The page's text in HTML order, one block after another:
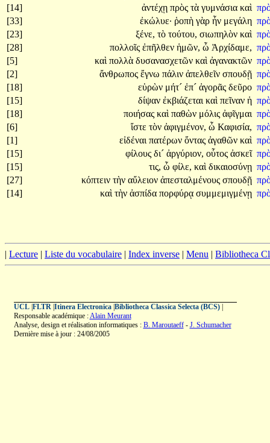
[14]
ἀντέχῃ πρὸς τὰ γυμνάσια καὶ
[33]
ἐκώλυε· ῥοπὴ γὰρ ἦν μεγάλη
[23]
ξένε, τὸ τούτου, σιωπηλὸν καὶ
[28]
πολλοῖς ἐπῆλθεν ἡμῶν, ὦ Ἀρχίδαμε,
[5]
καὶ πολλὰ δυσανασχετῶν καὶ ἀγανακτῶν
[2]
ἄνθρωπος ἔγνω πάλιν ἀπελθεῖν σπουδῇ
[18]
εὑρὼν μήτ´ ἐπ´ ἀγορᾶς δεῦρο
[15]
δίψαν ἐκβιάζεται καὶ πεῖναν ἡ
[18]
ποιήσας καὶ παθὼν μόλις ἀφῖγμαι
[6]
ἴστε τὸν ἀφιγμένον, ὦ Καφισία,
[1]
εἰδέναι πατέρων ὄντας ἀγαθῶν καὶ
[15]
φίλους δι´ ἀργύριον, οὗτος ἀσκεῖ
[15]
τις, ὦ φίλε, καὶ δικαιοσύνῃ
[27]
κόπτειν τὴν αὔλειον ἀπεσταλμένους σπουδῇ
[14]
καὶ τὴν ἀσπίδα πορφύρᾳ συμμεμιγμένῃ
| Lecture | Liste du vocabulaire | Index inverse | Menu | Bibliotheca
UCL| FLTR| Itinera Electronica| Bibliotheca Classica Selecta (BCS)|
Responsable académique :Alain Meurant
Analyse, design et réalisation informatiques : B. Maroutaeff- J. Schumacher
Dernière mise à jour : 24/08/2005